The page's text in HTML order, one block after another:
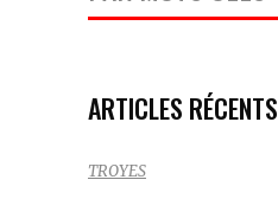
Recherche:
ARTICLES RÉCENTS
TROYES